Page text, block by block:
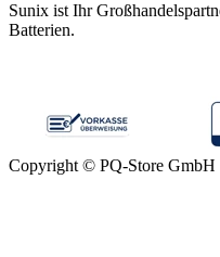
Sunix ist Ihr
Batterien.
Copyright © PQ-Store GmbH